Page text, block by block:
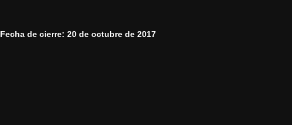
Fecha de cierre: 20 de octubre de 2017